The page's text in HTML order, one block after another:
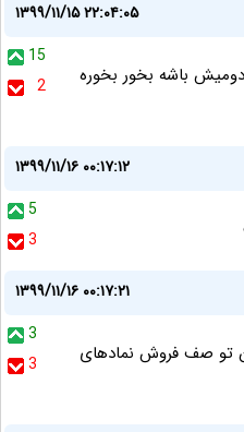
۱۳۹۹/۱۱/۱۵ ۲۲:۰۴:۰۵
15
2
باشه بخور بخوره
۱۳۹۹/۱۱/۱۶ ۰۰:۱۷:۱۲
5
3
۱۳۹۹/۱۱/۱۶ ۰۰:۱۷:۲۱
3
3
تو صف فروش نمادهای